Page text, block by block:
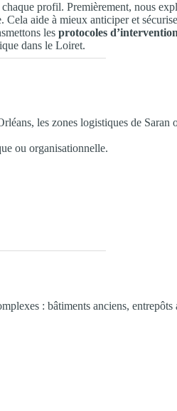
profil. Premièrement, nous
aide à mieux anticiper et
les protocoles d’intervention
dans le Loiret.
les zones logistiques de
ou organisationnelle.
: bâtiments anciens,